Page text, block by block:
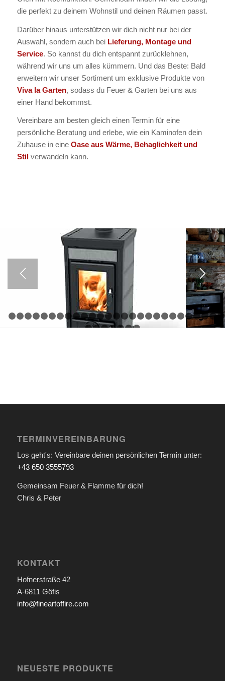
die perfekt zu deinem Wohnstil und deinen Räumen passt.
Darüber hinaus unterstützen wir dich nicht nur bei der
Auswahl, sondern auch bei Lieferung, Montage und
Service. So kannst du dich entspannt zurücklehnen,
während wir uns um alles kümmern. Und das Beste: Bald
erweitern wir unser Sortiment um exklusive Produkte von
Viva la Garten, sodass du Feuer & Garten bei uns aus
einer Hand bekommst.
Vereinbare am besten gleich einen Termin für eine
persönliche Beratung und erlebe, wie ein Kaminofen dein
Zuhause in eine Oase aus Wärme, Behaglichkeit und
Stilverwandeln kann.
1 2 3 4 5 6 7 8 10111213141516171819 20
TERMINVEREINBARUNG
Los geht's: Vereinbare deinen persönlichen Termin unter:
+43 650 3555793
Gemeinsam Feuer & Flamme für dich!
Chris & Peter
KONTAKT
Hofnerstraße 42
A-6811 Göfis
info@fineartoffire.com
NEUESTE PRODUKTE